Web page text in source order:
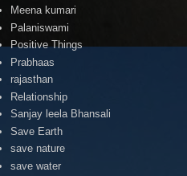
Meena kumari
Palaniswami
Positive Things
Prabhaas
rajasthan
Relationship
Sanjay leela Bhansali
Save Earth
save nature
save water